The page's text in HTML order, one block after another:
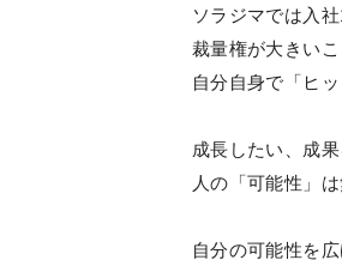
ソラジマでは入
裁量権が大きいこ
自分自身で「ヒ
成長したい、成
人の「可能性」
自分の可能性を